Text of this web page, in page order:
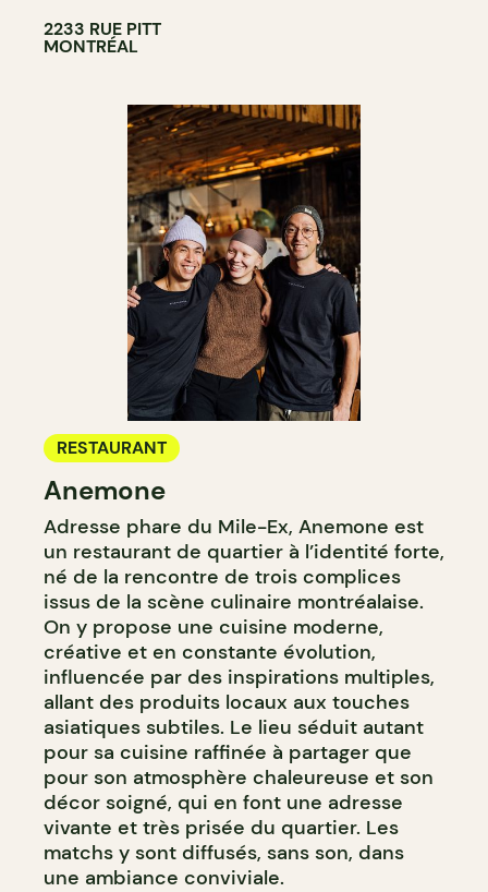
2233 RUE PITT
MONTRÉAL
RESTAURANT
Anemone
Adresse phare du Mile-Ex, Anemone est
un restaurant de quartier à l’identité forte,
né de la rencontre de trois complices
issus de la scène culinaire montréalaise.
On y propose une cuisine moderne,
créative et en constante évolution,
influencée par des inspirations multiples,
allant des produits locaux aux touches
asiatiques subtiles. Le lieu séduit autant
pour sa cuisine raffinée à partager que
pour son atmosphère chaleureuse et son
décor soigné, qui en font une adresse
vivante et très prisée du quartier. Les
matchs y sont diffusés, sans son, dans
une ambiance conviviale.